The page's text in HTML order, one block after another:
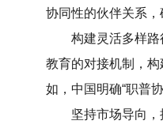
协同性的伙伴关系，
构建灵活多样
教育的对接机制，
如，中国明确“职普
坚持市场导向